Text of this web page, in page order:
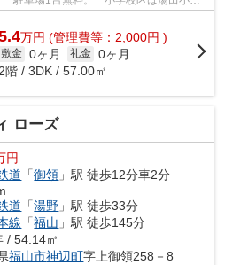
スーパ...
万円 (管理費等：2,000円 )
敷金 0ヶ月 礼金 0ヶ月
2階 / 3DK / 57.00㎡
ローズ
円
道 「御領 」駅 徒歩12分車2分
道 「湯野 」駅 徒歩33分
線 「福山 」駅 徒歩145分
/ 54.14㎡
福山市神辺町字上御領258－8